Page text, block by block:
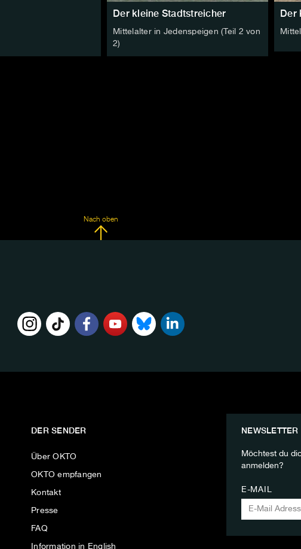
Der kleine Stadtstreicher
Mittelalter in Jedenspeigen (Teil 2 von
2)
Der
Nach oben
DER SENDER
Über OKTO
OKTO empfangen
Kontakt
Presse
FAQ
Information in English
NEWSLETTER
Möchtest du
anmelden?
E-MAIL